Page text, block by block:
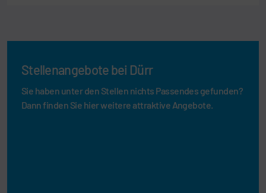
Stellenangebote bei Dürr
Sie haben unter den Stellen nichts Passendes gefunden?
Dann finden Sie hier weitere attraktive Angebote.